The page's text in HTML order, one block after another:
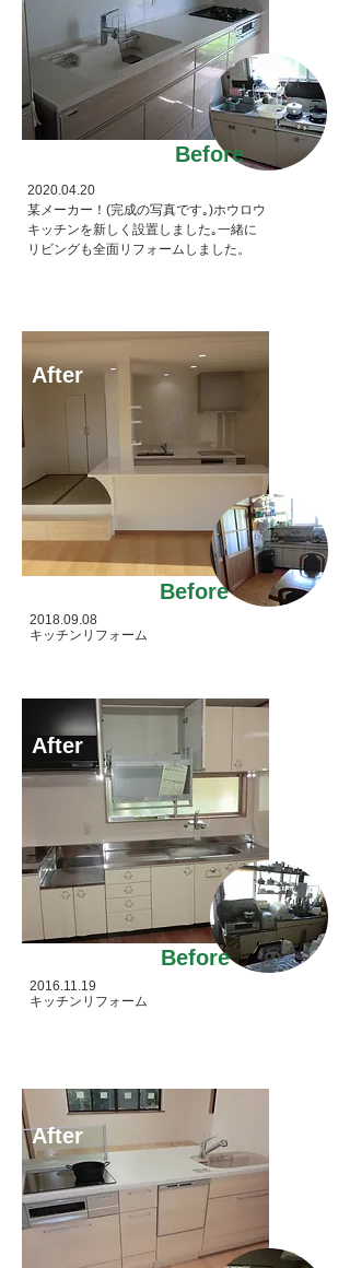
Before
2020.04.20
某メーカー！(完成の写真です｡)ホウロウ
キッチンを新しく設置しました｡一緒に
リビングも全面リフォームしました。
After
Before
2018.09.08
キッチンリフォーム
After
Before
2016.11.19
キッチンリフォーム
After